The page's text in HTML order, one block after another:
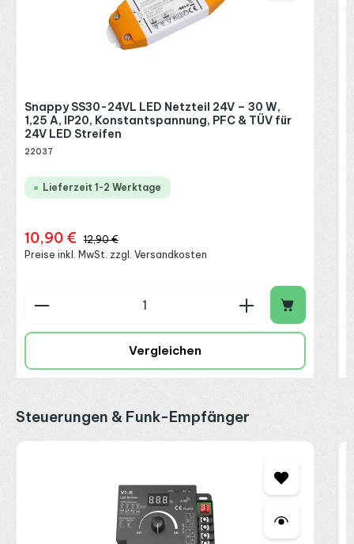
Snappy SS30-24VL LED Netzteil 24V – 30 W,
1,25 A, IP20, Konstantspannung, PFC & TÜV für
24V LED Streifen
22037
Lieferzeit 1-2 Werktage
Verkaufspreis:
10,90 € Regulärer Preis:
12,90 €
Preise inkl. MwSt. zzgl. Versandkosten
Produkt Anzahl: Gib den gewünschten Wert
Vergleichen
Produktgalerie überspringen
Steuerungen & Funk-Empfänger